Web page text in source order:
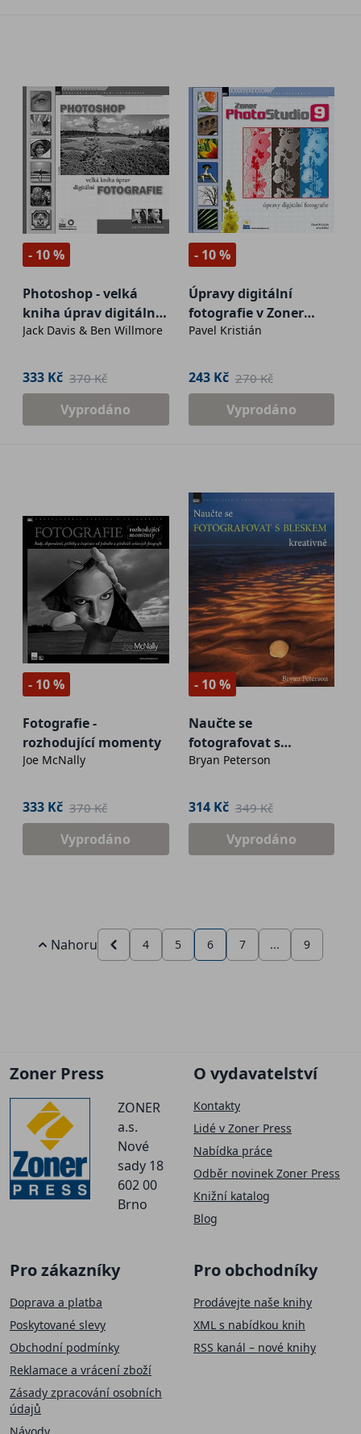
- 10 %
Photoshop - velká
kniha úprav digitální
fotografie
Jack Davis & Ben Willmore
333 Kč 370 Kč
Vyprodáno
- 10 %
Úpravy digitální
fotografie v Zoner
Photo Studio 9
Pavel Kristián
243 Kč 270 Kč
Vyprodáno
- 10 %
Fotografie -
rozhodující momenty
Joe McNally
333 Kč 370 Kč
Vyprodáno
- 10 %
Naučte se
fotografovat s
bleskem kreativně
Bryan Peterson
314 Kč 349 Kč
Vyprodáno
Nahoru 4 5 6 7 ... 9
Zoner Press
ZONER
a.s.
Nové
sady 18
602 00
Brno
O vydavatelství
Kontakty
Lidé v Zoner Press
Nabídka práce
Odběr novinek Zoner Press
Knižní katalog
Blog
Pro zákazníky
Doprava a platba
Poskytované slevy
Obchodní podmínky
Reklamace a vrácení zboží
Zásady zpracování osobních
údajů
Návody
Pro obchodníky
Prodávejte naše knihy
XML s nabídkou knih
RSS kanál – nové knihy